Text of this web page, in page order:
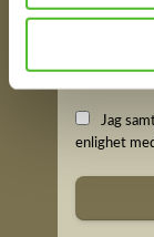
Ditt Namn
Jag
enlighet